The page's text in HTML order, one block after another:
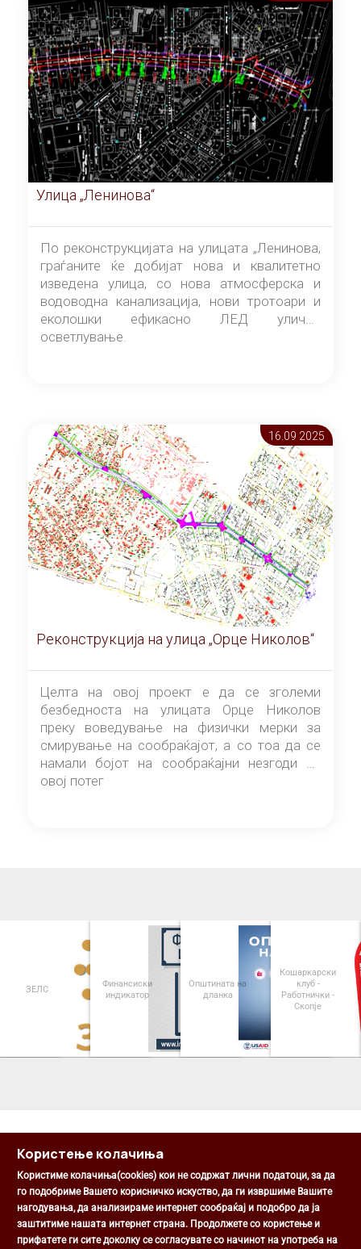
Улица „Ленинова“
По реконструкцијата на улицата „Ленинова,
граѓаните ќе добијат нова и квалитетно
изведена улица, со нова атмосферска и
водоводна канализација, нови тротоари и
еколошки ефикасно ЛЕД улично
осветлување.
16.09 2025
Реконструкција на улица „Орце Николов“
Целта на овој проект е да се зголеми
безбедноста на улицата Орце Николов
преку воведување на физички мерки за
смирување на сообраќајот, а со тоа да се
намали бојот на сообраќајни незгоди на
овој потег
ЗЕЛС
Финансиски
индикатор
Општината на
дланка
Кошаркарски
клуб -
Работнички -
Скопје
Општина Центар
Михаил Цоков бр. 1, Скопје
Користење колачиња
Користиме колачиња(cookies) кои не содржат лични податоци, за да
го подобриме Вашето корисничко искуство, да ги извршиме Вашите
нагодувања, да анализираме интернет сообраќај и подобро да ја
заштитиме нашата интернет страна. Продолжете со користење и
прифатете ги сите доколку се согласувате со начинот на употреба на